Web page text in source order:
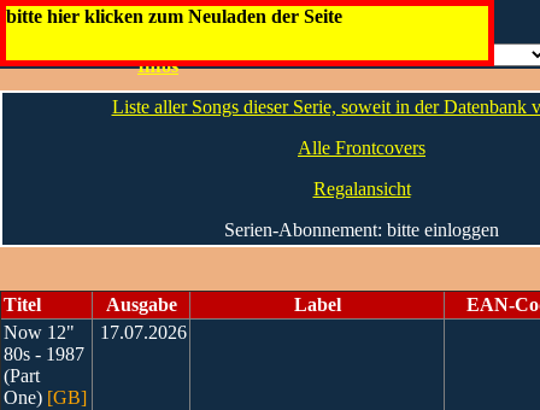
bitte hier klicken zum Neuladen der Seite
Now That's What I Call Music! [GB]
Infos
Liste aller Songs dieser Serie, soweit in der Datenbank
Alle Frontcovers
Regalansicht
Serien-Abonnement: bitte einloggen
Titel Ausgabe Label
EAN-
Now 12"
80s - 1987
(Part
One) [GB]
17.07.2026